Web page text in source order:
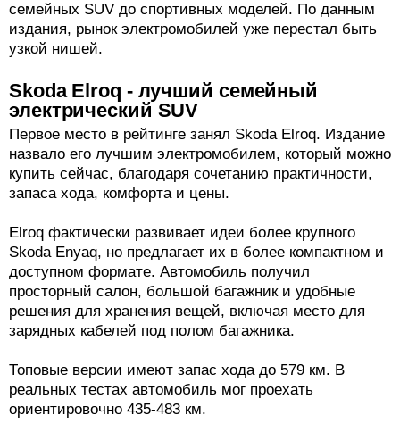
семейных SUV до спортивных моделей. По данным
издания, рынок электромобилей уже перестал быть
узкой нишей.
Skoda Elroq - лучший семейный
электрический SUV
Первое место в рейтинге занял Skoda Elroq. Издание
назвало его лучшим электромобилем, который можно
купить сейчас, благодаря сочетанию практичности,
запаса хода, комфорта и цены.
Elroq фактически развивает идеи более крупного
Skoda Enyaq, но предлагает их в более компактном и
доступном формате. Автомобиль получил
просторный салон, большой багажник и удобные
решения для хранения вещей, включая место для
зарядных кабелей под полом багажника.
Топовые версии имеют запас хода до 579 км. В
реальных тестах автомобиль мог проехать
ориентировочно 435-483 км.